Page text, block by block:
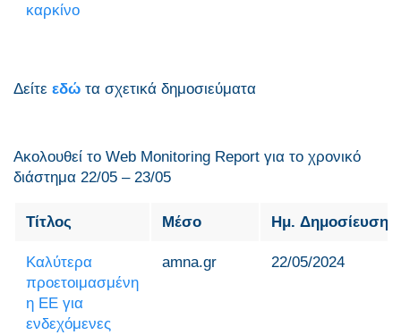
καρκίνο
Δείτε εδώ τα σχετικά δημοσιεύματα
Ακολουθεί το Web Monitoring Report για τo χρονικό
διάστημα 22/05 – 23/05
Τίτλος Μέσο Ημ. Δημοσίευσης
Καλύτερα
προετοιμασμένη
η ΕΕ για
ενδεχόμενες
amna.gr 22/05/2024